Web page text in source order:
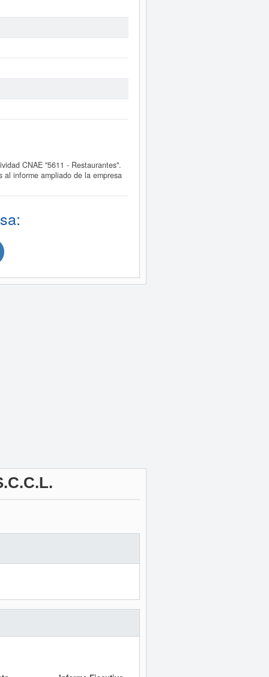
CNAE "5611 - Restaurantes".
al informe ampliado de la empresa